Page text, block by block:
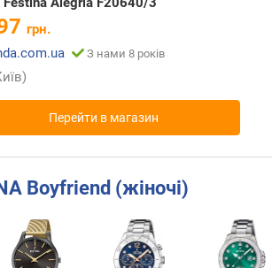
грн.
З нами 8 років
Перейти в магазин
Boyfriend (жіночі)